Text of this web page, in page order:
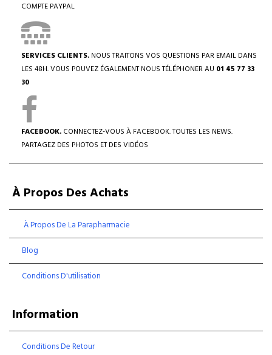
COMPTE PAYPAL
SERVICES CLIENTS. NOUS TRAITONS VOS QUESTIONS PAR EMAIL DANS
LES 48H. VOUS POUVEZ ÉGALEMENT NOUS TÉLÉPHONER AU 01 45 77 33
30
FACEBOOK. CONNECTEZ-VOUS À FACEBOOK. TOUTES LES NEWS.
PARTAGEZ DES PHOTOS ET DES VIDÉOS
À Propos Des Achats
À Propos De La Parapharmacie
Blog
Conditions D'utilisation
Information
Conditions De Retour